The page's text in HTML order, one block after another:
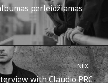
perleidžiamas
NEXT
with Claudio PRC